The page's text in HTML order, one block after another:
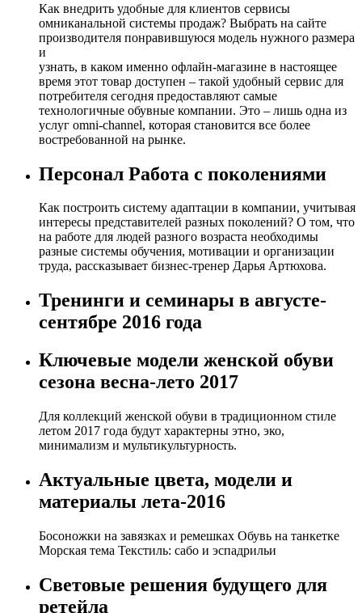
Как внедрить удобные для клиентов сервисы
омниканальной системы продаж? Выбрать на сайте
производителя понравившуюся модель нужного размера
и
узнать, в каком именно офлайн-магазине в настоящее
время этот товар доступен – такой удобный сервис для
потребителя сегодня предоставляют самые
технологичные обувные компании. Это – лишь одна из
услуг omni-channel, которая становится все более
востребованной на рынке.
Персонал Работа с поколениями
Как построить систему адаптации в компании, учитывая
интересы представителей разных поколений? О том, что
на работе для людей разного возраста необходимы
разные системы обучения, мотивации и организации
труда, рассказывает бизнес-тренер Дарья Артюхова.
Тренинги и семинары в августе-
сентябре 2016 года
Ключевые модели женской обуви
сезона весна-лето 2017
Для коллекций женской обуви в традиционном стиле
летом 2017 года будут характерны этно, эко,
минимализм и мультикультурность.
Актуальные цвета, модели и
материалы лета-2016
Босоножки на завязках и ремешках Обувь на танкетке
Морская тема Текстиль: сабо и эспадрильи
Световые решения будущего для
ретейла